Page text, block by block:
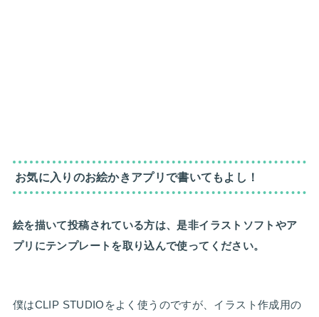
お気に入りのお絵かきアプリで書いてもよし！
絵を描いて投稿されている方は、是非イラストソフトやア
プリにテンプレートを取り込んで使ってください。
僕はCLIP STUDIOをよく使うのですが、イラスト作成用の